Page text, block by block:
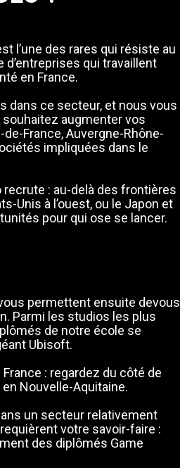
l’une des rares qui résiste au
qui travaillent
en France.
dans ce secteur, et nous vous
augmenter vos
France, Auvergne-Rhône-
impliquées dans le
: au-delà des frontières
Unis à l’ouest, ou le Japon et
pour qui ose se lancer.
permettent ensuite devous
Parmi les studios les plus
de notre école se
Ubisoft.
: regardez du côté de
en Nouvelle-Aquitaine.
un secteur relativement
votre savoir-faire :
des diplômés Game